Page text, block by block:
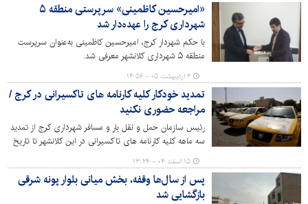
«امیرحسین کاظمینی» سرپرستی منطقه ۵
شهرداری کرج را عهده‌دار شد
با حکم شهردار کرج، امیرحسین کاظمینی به‌عنوان سرپرست
منطقه ۵ شهرداری کلانشهر معرفی شد.
۲ اردیبهشت ۰۵ - ۱۴:۵۶
تمدید خودکار کلیه کارنامه های تاکسیرانی در کرج /
مراجعه حضوری نکنید
رئیس سازمان حمل و نقل بار و مسافر شهرداری کرج از تمدید
سه ماهه کلیه کارنامه های تاکسیرانی در این کلانشهر تا تاریخ
تاکسیرانان تقاضا کرد به این منظور مراجعه حضوری به سازمان
نداشته باشند.
۱۵ اسفند ۰۴ - ۱۳:۲۴
پس از سال‌ها وقفه، بخش میانی بلوار پونه شرقی
بازگشایی شد